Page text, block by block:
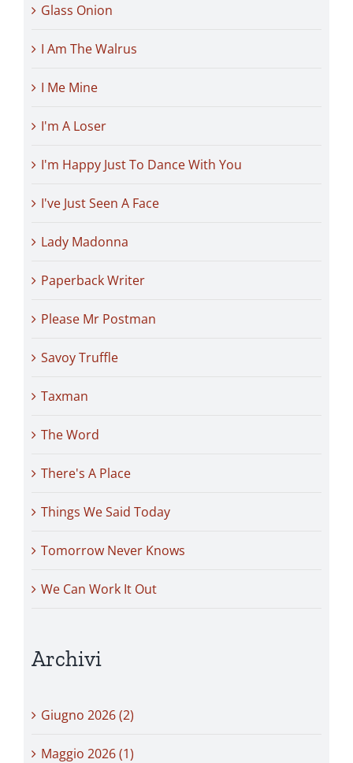
Glass Onion
I Am The Walrus
I Me Mine
I'm A Loser
I'm Happy Just To Dance With You
I've Just Seen A Face
Lady Madonna
Paperback Writer
Please Mr Postman
Savoy Truffle
Taxman
The Word
There's A Place
Things We Said Today
Tomorrow Never Knows
We Can Work It Out
Archivi
Giugno 2026 (2)
Maggio 2026 (1)